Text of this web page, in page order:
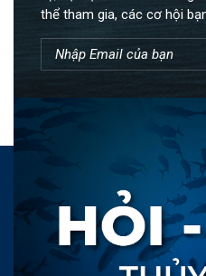
thể tham gia, các cơ hội